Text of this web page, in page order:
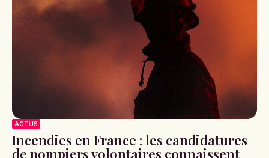
ACTUS
Incendies en France : les candidatures
de pompiers volontaires connaissent